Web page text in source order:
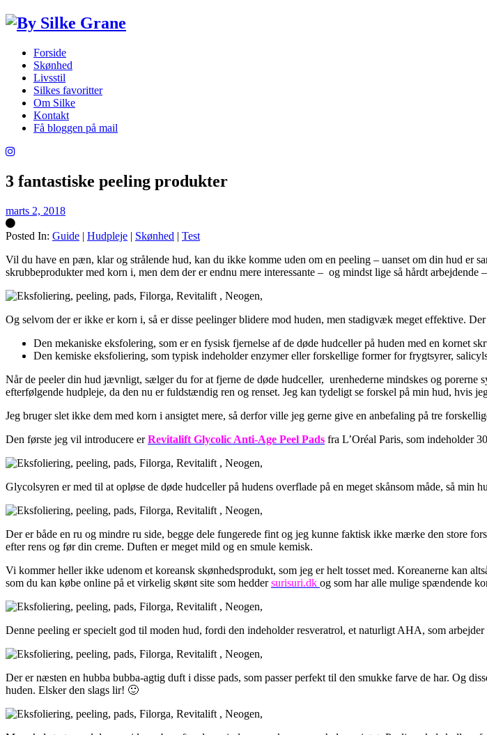
Forside
Skønhed
Livsstil
Silkes favoritter
Om Silke
Kontakt
Få bloggen på mail
3 fantastiske peeling produkter
marts 2, 2018
Posted In: Guide | Hudpleje | Skønhed | Test
Vil du have en pæn, klar og strålende hud, kan du ikke komme uden om en peeling – uanset om din hud er
skrubbeprodukter med korn i, men dem der er endnu mere interessante – og mindst lige så hårdt arbejdende
Og selvom der er ikke er korn i, så er disse peelinger blidere mod huden, men stadigvæk meget effektive.
Den mekaniske eksfolering, som er en fysisk fjernelse af de døde hudceller på huden med en kornet
Den kemiske eksfoliering, som typisk indeholder enzymer eller forskellige former for frygtsyrer,
Når de peeler din hud jævnligt, sælger du for at fjerne de døde hudceller, urenhederne mindskes og porerne
efterfølgende hudpleje, da den nu er fuldstændig ren og renset. Jeg kan tydeligt se forskel på min hud, hvis
Jeg bruger slet ikke dem med korn i ansigtet mere, så derfor ville jeg gerne give en anbefaling på tre
Den første jeg vil introducere erRevitalift Glycolic Anti-Age Peel Pads fra L’Oréal Paris, som indeholder
Glycolsyren er med til at opløse de døde hudceller på hudens overflade på en meget skånsom måde, så
Der er både en ru og mindre ru side, begge dele fungerede fint og jeg kunne faktisk ikke mærke den store
efter rens og før din creme. Duften er meget mild og en smule kemisk.
Vi kommer heller ikke udenom et koreansk skønhedsprodukt, som jeg er helt tosset med. Koreanerne kan
som du kan købe online på et virkelig skønt site som heddersurisuri.dk og som har alle mulige spændende
Denne peeling er specielt god til moden hud, fordi den indeholder resveratrol, et naturligt AHA, som
Der er næsten en hubba bubba-agtig duft i disse pads, som passer perfekt til den smukke farve de har. Og
huden. Elsker den slags lir! 🙂